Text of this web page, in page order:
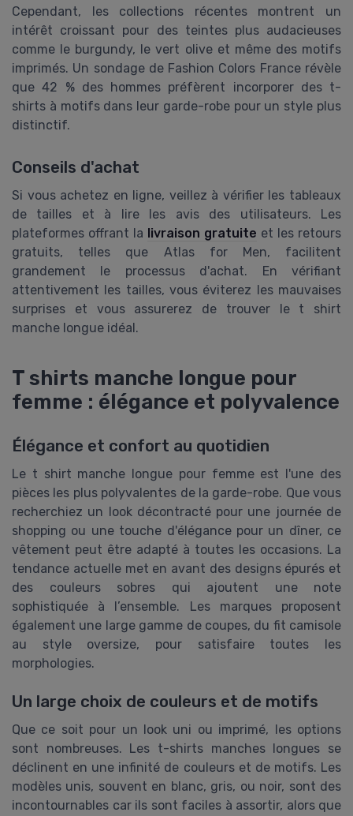
Cependant, les collections récentes montrent un
intérêt croissant pour des teintes plus audacieuses
comme le burgundy, le vert olive et même des motifs
imprimés. Un sondage de Fashion Colors France révèle
que 42 % des hommes préfèrent incorporer des t-
shirts à motifs dans leur garde-robe pour un style plus
distinctif.
Conseils d'achat
Si vous achetez en ligne, veillez à vérifier les tableaux
de tailles et à lire les avis des utilisateurs. Les
plateformes offrant la livraison gratuite et les retours
gratuits, telles que Atlas for Men, facilitent
grandement le processus d'achat. En vérifiant
attentivement les tailles, vous éviterez les mauvaises
surprises et vous assurerez de trouver le t shirt
manche longue idéal.
T shirts manche longue pour
femme : élégance et polyvalence
Élégance et confort au quotidien
Le t shirt manche longue pour femme est l'une des
pièces les plus polyvalentes de la garde-robe. Que vous
recherchiez un look décontracté pour une journée de
shopping ou une touche d'élégance pour un dîner, ce
vêtement peut être adapté à toutes les occasions. La
tendance actuelle met en avant des designs épurés et
des couleurs sobres qui ajoutent une note
sophistiquée à l’ensemble. Les marques proposent
également une large gamme de coupes, du fit camisole
au style oversize, pour satisfaire toutes les
morphologies.
Un large choix de couleurs et de motifs
Que ce soit pour un look uni ou imprimé, les options
sont nombreuses. Les t-shirts manches longues se
déclinent en une infinité de couleurs et de motifs. Les
modèles unis, souvent en blanc, gris, ou noir, sont des
incontournables car ils sont faciles à assortir, alors que